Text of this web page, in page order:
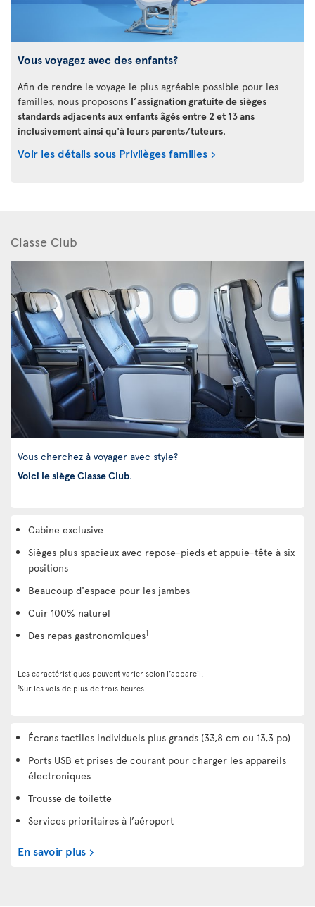
Vous voyagez avec des enfants?
Afin de rendre le voyage le plus agréable possible pour les
familles, nous proposons l’assignation gratuite de sièges
standards adjacents aux enfants âgés entre 2 et 13 ans
inclusivement ainsi qu'à leurs parents/tuteurs.
Voir les détails sous Privilèges familles
Classe Club
Vous cherchez à voyager avec style?
Voici le siège Classe Club.
Cabine exclusive
Sièges plus spacieux avec repose-pieds et appuie-tête à six
positions
Beaucoup d'espace pour les jambes
Cuir 100% naturel
Des repas gastronomiques1
Les caractéristiques peuvent varier selon l’appareil.
1Sur les vols de plus de trois heures.
Écrans tactiles individuels plus grands (33,8 cm ou 13,3 po)
Ports USB et prises de courant pour charger les appareils
électroniques
Trousse de toilette
Services prioritaires à l’aéroport
En savoir plus